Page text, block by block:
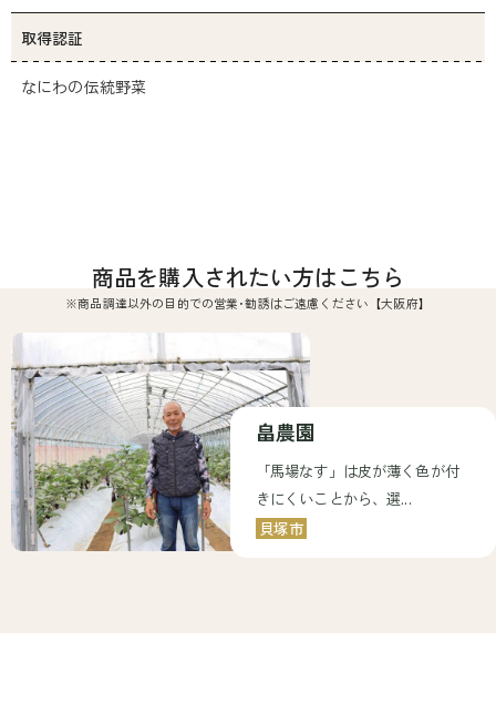
取得認証
なにわの伝統野菜
商品を購入されたい方はこちら
※商品調達以外の目的での営業･勧誘はご遠慮ください【大阪府】
畠農園
「馬場なす」は皮が薄く色が付
きにくいことから、選...
貝塚市